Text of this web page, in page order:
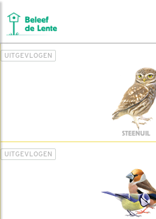
UITGEVLOGEN
STEENUIL
UITGEVLOGEN